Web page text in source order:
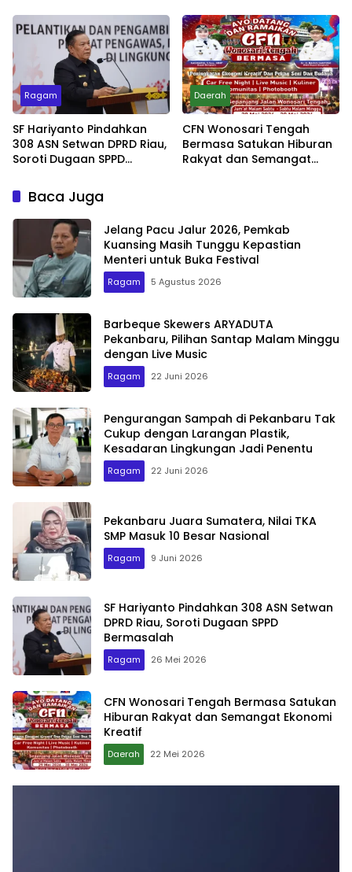
Jadi Penentu
Ragam
SF Hariyanto Pindahkan
308 ASN Setwan DPRD Riau,
Soroti Dugaan SPPD
Daerah
CFN Wonosari Tengah
Bermasa Satukan Hiburan
Rakyat dan Semangat
Baca Juga
Jelang Pacu Jalur 2026, Pemkab
Kuansing Masih Tunggu Kepastian
Menteri untuk Buka Festival
Ragam 5 Agustus 2026
Barbeque Skewers ARYADUTA
Pekanbaru, Pilihan Santap Malam Minggu
dengan Live Music
Ragam 22 Juni 2026
Pengurangan Sampah di Pekanbaru Tak
Cukup dengan Larangan Plastik,
Kesadaran Lingkungan Jadi Penentu
Ragam 22 Juni 2026
Pekanbaru Juara Sumatera, Nilai TKA
SMP Masuk 10 Besar Nasional
Ragam 9 Juni 2026
SF Hariyanto Pindahkan 308 ASN Setwan
DPRD Riau, Soroti Dugaan SPPD
Bermasalah
Ragam 26 Mei 2026
CFN Wonosari Tengah Bermasa Satukan
Hiburan Rakyat dan Semangat Ekonomi
Kreatif
Daerah 22 Mei 2026